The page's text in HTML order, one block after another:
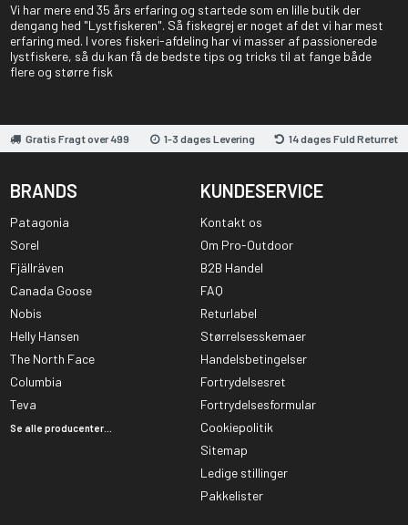
Vi har mere end 35 års erfaring og startede som en lille butik der
dengang hed "Lystfiskeren". Så fiskegrej er noget af det vi har mest
erfaring med. I vores fiskeri-afdeling har vi masser af passionerede
lystfiskere, så du kan få de bedste tips og tricks til at fange både
flere og større fisk
Gratis Fragt over 499 1-3 dages Levering 14 dages Fuld Returret
BRANDS
Patagonia
Sorel
Fjällräven
Canada Goose
Nobis
Helly Hansen
The North Face
Columbia
Teva
Se alle producenter...
KUNDESERVICE
Kontakt os
Om Pro-Outdoor
B2B Handel
FAQ
Returlabel
Størrelsesskemaer
Handelsbetingelser
Fortrydelsesret
Fortrydelsesformular
Cookiepolitik
Sitemap
Ledige stillinger
Pakkelister